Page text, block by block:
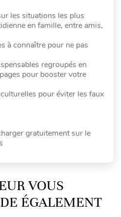
les situations les plus
en famille, entre amis,
à connaître pour ne pas
regroupés en
pour booster votre
pour éviter les faux
gratuitement sur le
VOUS
ÉGALEMENT